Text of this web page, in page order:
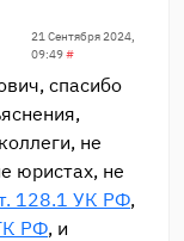
21 Сентября 2024,
09:49#
спасибо
не
юристах, не
128.1 УК РФ,
РФ, и